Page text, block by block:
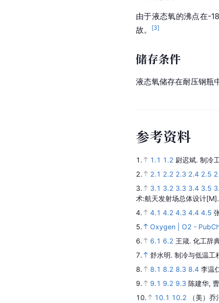
由于液态氧的沸点在-
故。
[3]
储存条件
液态氧储存在耐压钢瓶
参考资料
1. 1.1 1.2 尉迟斌. 制冷
2.
2.1 2.2 2.3 2.4 2.5
3.
3.1 3.2 3.3 3.4 3.5
术:航天发射场总体设计
4.
4.1 4.2 4.3 4.4 4.5
5.
Oxygen | O2 -
6.
6.1 6.2 王箴. 化工辞
7.
舒水明. 制冷与低温工
8.
8.1 8.2 8.3 8.4 李温
9.
9.1 9.2 9.3 陈建华,
10.
10.1 10.2
（美）